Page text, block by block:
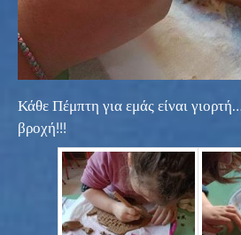
Κάθε Πέμπτη για εμάς είναι
βροχή!!!